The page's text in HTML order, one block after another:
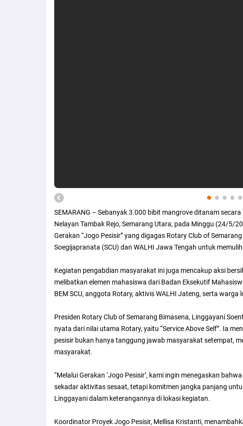
SEMARANG – Sebanyak 3.000 bibit mangrove ditanam
Nelayan Tambak Rejo, Semarang Utara, pada Minggu (24/5/
Gerakan “Jogo Pesisir” yang digagas Rotary Club of
Soegijapranata (SCU) dan WALHI Jawa Tengah untuk
Kegiatan pengabdian masyarakat ini juga mencakup aksi
melibatkan elemen mahasiswa dari Badan Eksekutif
BEM SCU, anggota Rotary, aktivis WALHI Jateng, serta warga
Presiden Rotary Club of Semarang Bimasena, Linggayani
nyata dari nilai utama Rotary, yaitu “Service Above Self”. Ia
pesisir bukan hanya tanggung jawab masyarakat setempat,
masyarakat.
“Melalui Gerakan ‘Jogo Pesisir’, kami ingin menegaskan
sekadar aktivitas sesaat, tetapi komitmen jangka panjang
Linggayani dalam keterangannya di lokasi kegiatan.
Koordinator Proyek Jogo Pesisir, Mellisa Kristanti,